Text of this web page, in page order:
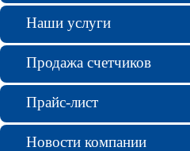
Наши услуги
Продажа счетчиков
Прайс-лист
Новости компании